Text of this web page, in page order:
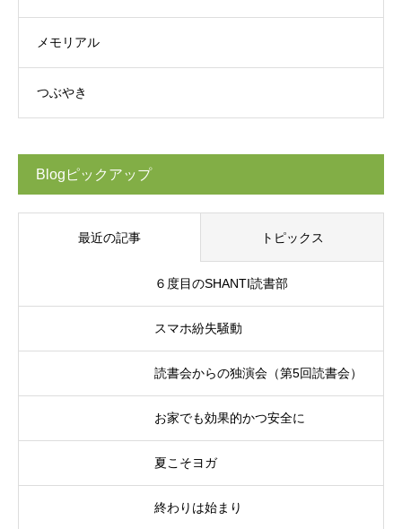
メモリアル
つぶやき
Blogピックアップ
最近の記事 トピックス
６度目のSHANTI読書部
スマホ紛失騒動
読書会からの独演会（第5回読書会）
お家でも効果的かつ安全に
夏こそヨガ
終わりは始まり